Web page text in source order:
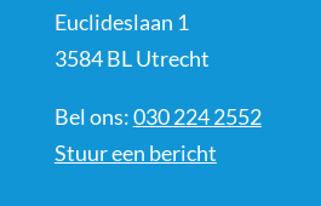
Euclideslaan 1
3584 BL Utrecht
Bel ons:030 224 2552
Stuur een bericht